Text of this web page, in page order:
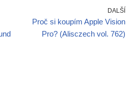
DALŠÍ
Proč si koupím Apple Vision
Pro? (Alisczech vol. 762)